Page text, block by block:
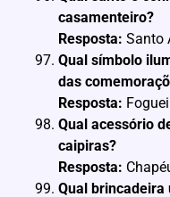
casamenteiro?
Resposta: Santo
Qual símbolo
das
Resposta:
Qual acessório
caipiras?
Resposta:
Qual brincadeira